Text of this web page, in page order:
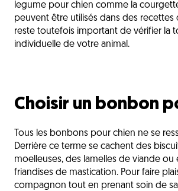
legume pour chien comme la
peuvent être utilisés dans des recettes
reste toutefois important de vérifier la
individuelle de votre animal.
Choisir un bonbon
Tous les bonbons pour chien ne se
Derrière ce terme se cachent des
moelleuses, des lamelles de viande ou
friandises de mastication. Pour faire
compagnon tout en prenant soin de sa